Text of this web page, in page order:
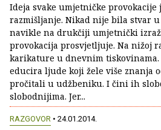
Ideja svake umjetničke
razmišljanje. Nikad nije bila stvar
navikle na drukčiji umjetnički
provokacija prosvjetljuje. Na nižoj
karikature u dnevnim
educira ljude koji žele više znanja
pročitali u udžbeniku. I čini ih
slobodnijima. Jer...
RAZGOVOR • 24.01.2014.